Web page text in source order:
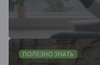
ПОЛЕЗНО ЗНАТЬ